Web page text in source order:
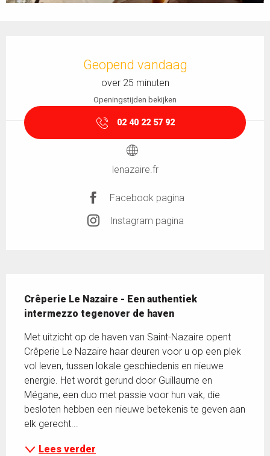
Geopend vandaag
over 25 minuten
Openingstijden bekijken
02 40 22 57 92
lenazaire.fr
Facebook pagina
Instagram pagina
Crêperie Le Nazaire - Een authentiek
intermezzo tegenover de haven
Met uitzicht op de haven van Saint-Nazaire opent
Crêperie Le Nazaire haar deuren voor u op een plek
vol leven, tussen lokale geschiedenis en nieuwe
energie. Het wordt gerund door Guillaume en
Mégane, een duo met passie voor hun vak, die
besloten hebben een nieuwe betekenis te geven aan
elk gerecht...
Lees verder